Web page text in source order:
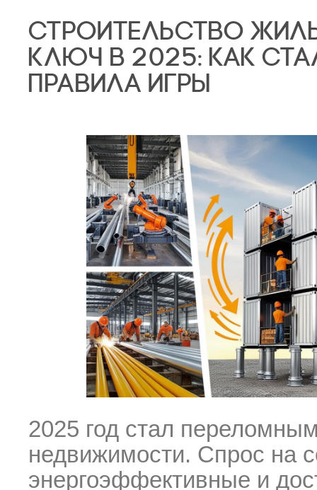
СТРОИТЕЛЬСТВО
КЛЮЧ В 2025: КАК
ПРАВИЛА ИГРЫ
2025 год стал
недвижимости. Спрос на
энергоэффективные и